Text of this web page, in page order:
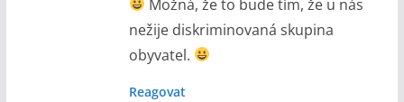
Možná, že to bude tím, že u nás
nežije diskriminovaná skupina
obyvatel.
Reagovat